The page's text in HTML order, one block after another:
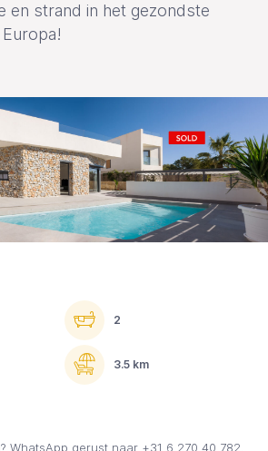
en strand in het gezondste
2
3.5 km
WhatsApp gerust naar +31 6 270 40 782.